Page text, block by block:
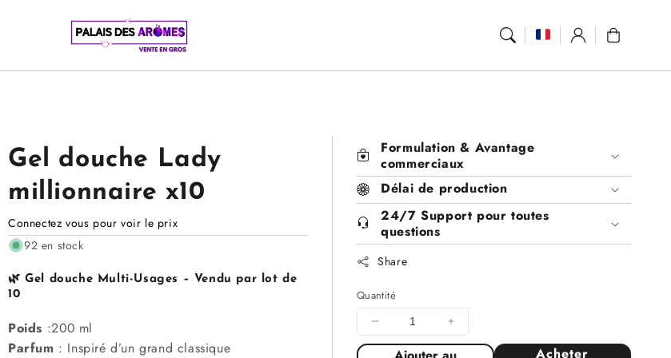
Se
connecter
Panier
Gel douche Lady
millionnaire x10
Connectez vous pour voir le prix
92 en stock
🌿 Gel douche Multi-Usages – Vendu par lot de
10
Poids :200 ml
Parfum : Inspiré d’un grand classique
Formulation & Avantage
commerciaux
Délai de production
24/7 Support pour toutes
questions
Share
Quantité
Diminuer
la
Augmenter
la
Acheter